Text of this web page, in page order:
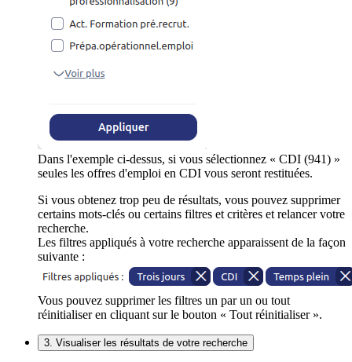
Dans l'exemple ci-dessus, si vous sélectionnez « CDI (941) »
seules les offres d'emploi en CDI vous seront restituées.
Si vous obtenez trop peu de résultats, vous pouvez supprimer
certains mots-clés ou certains filtres et critères et relancer votre
recherche.
Les filtres appliqués à votre recherche apparaissent de la façon
suivante :
Vous pouvez supprimer les filtres un par un ou tout
réinitialiser en cliquant sur le bouton « Tout réinitialiser ».
3. Visualiser les résultats de votre recherche